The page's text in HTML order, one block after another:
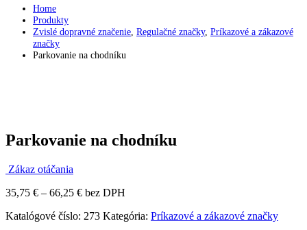
Home
Produkty
Zvislé dopravné značenie Regulačné značky, Príkazové a zákazové
značky
Parkovanie na chodníku
Parkovanie na chodníku
Zákaz otáčania
35,75 € – 66,25 €Price
35,75 €
bez DPH
Katalógové číslo: 273 Kategória: Príkazové a zákazové značky